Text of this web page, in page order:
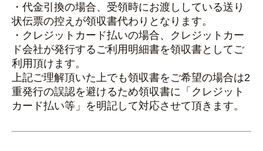
・代金引換の場合、受領時にお渡ししている送り
状伝票の控えが領収書代わりとなります。
・クレジットカード払いの場合、クレジットカー
ド会社が発行するご利用明細書を領収書としてご
利用頂けます。
上記ご理解頂いた上でも領収書をご希望の場合は2
重発行の誤認を避けるため領収書に「クレジット
カード払い等」を明記して対応させて頂きます。